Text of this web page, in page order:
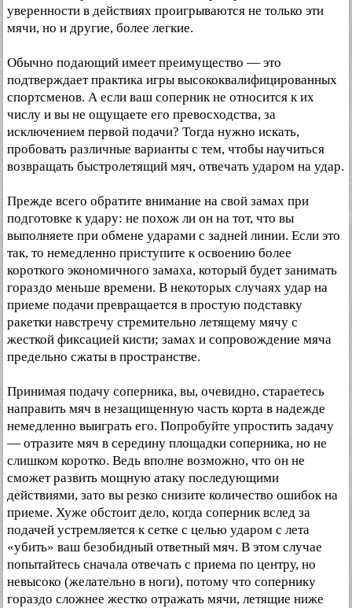
уверенности в действиях проигрываются не только эти
мячи, но и другие, более легкие.
Обычно подающий имеет преимущество — это
подтверждает практика игры высококвалифицированных
спортсменов. А если ваш соперник не относится к их
числу и вы не ощущаете его превосходства, за
исключением первой подачи? Тогда нужно искать,
пробовать различные варианты с тем, чтобы научиться
возвращать быстролетящий мяч, отвечать ударом на удар.
Прежде всего обратите внимание на свой замах при
подготовке к удару: не похож ли он на тот, что вы
выполняете при обмене ударами с задней линии. Если это
так, то немедленно приступите к освоению более
короткого экономичного замаха, который будет занимать
гораздо меньше времени. В некоторых случаях удар на
приеме подачи превращается в простую подставку
ракетки навстречу стремительно летящему мячу с
жесткой фиксацией кисти; замах и сопровождение мяча
предельно сжаты в пространстве.
Принимая подачу соперника, вы, очевидно, стараетесь
направить мяч в незащищенную часть корта в надежде
немедленно выиграть его. Попробуйте упростить задачу
— отразите мяч в середину площадки соперника, но не
слишком коротко. Ведь вполне возможно, что он не
сможет развить мощную атаку последующими
действиями, зато вы резко снизите количество ошибок на
приеме. Хуже обстоит дело, когда соперник вслед за
подачей устремляется к сетке с целью ударом с лета
«убить» ваш безобидный ответный мяч. В этом случае
попытайтесь сначала отвечать с приема по центру, но
невысоко (желательно в ноги), потому что сопернику
гораздо сложнее жестко отражать мячи, летящие ниже